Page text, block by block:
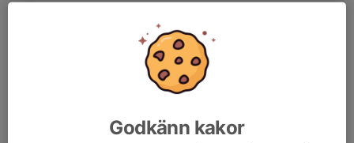
Caj Abrahamsson17 jun 2025
Starkt jobbat bästa tjejer🏆🎉💪
Godkänn kakor